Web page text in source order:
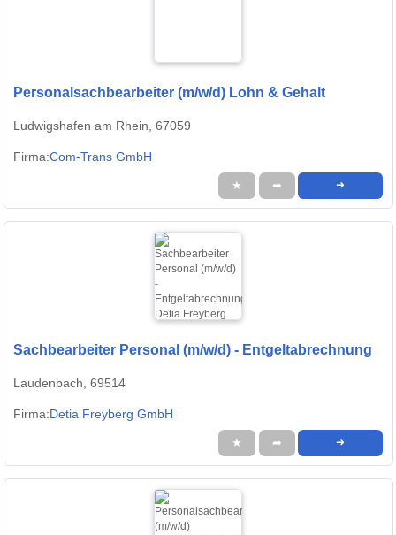
Personalsachbearbeiter (m/w/d) Lohn & Gehalt
Ludwigshafen am Rhein, 67059
Firma:Com-Trans GmbH
★ ➦ ➜
Sachbearbeiter Personal (m/w/d) - Entgeltabrechnung
Laudenbach, 69514
Firma:Detia Freyberg GmbH
★ ➦ ➜